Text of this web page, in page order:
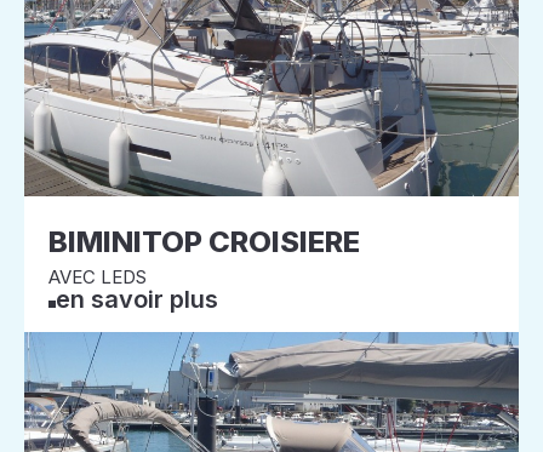
BIMINITOP CROISIERE
AVEC LEDS
en savoir plus